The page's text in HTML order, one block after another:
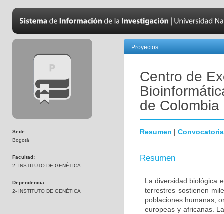
Sede:
Bogotá
Facultad:
2- INSTITUTO DE GENÉTICA
Dependencia:
2- INSTITUTO DE GENÉTICA
Proyectos
Centro de
de Colombia
Resumen | Convocatoria
Resumen
La diversidad biológica
terrestres sostienen
poblaciones humanas,
europeas y africanas.